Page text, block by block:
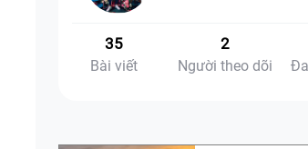
35
Bài viết
2
Người theo dõi